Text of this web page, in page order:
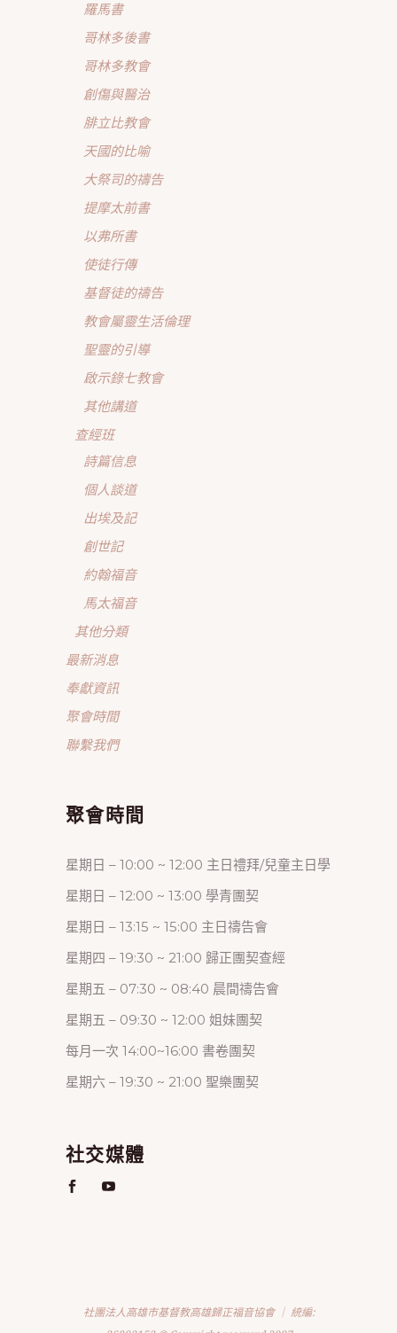
羅馬書
哥林多後書
哥林多教會
創傷與醫治
腓立比教會
天國的比喻
大祭司的禱告
提摩太前書
以弗所書
使徒行傳
基督徒的禱告
教會屬靈生活倫理
聖靈的引導
啟示錄七教會
其他講道
查經班
詩篇信息
個人談道
出埃及記
創世記
約翰福音
馬太福音
其他分類
最新消息
奉獻資訊
聚會時間
聯繫我們
聚會時間
星期日 – 10:00 ~ 12:00 主日禮拜/兒童主日學
星期日 – 12:00 ~ 13:00 學青團契
星期日 – 13:15 ~ 15:00 主日禱告會
星期四 – 19:30 ~ 21:00 歸正團契查經
星期五 – 07:30 ~ 08:40 晨間禱告會
星期五 – 09:30 ~ 12:00 姐妹團契
每月一次 14:00~16:00 書卷團契
星期六 – 19:30 ~ 21:00 聖樂團契
社交媒體
社團法人高雄市基督教高雄歸正福音協會 ｜ 統編: